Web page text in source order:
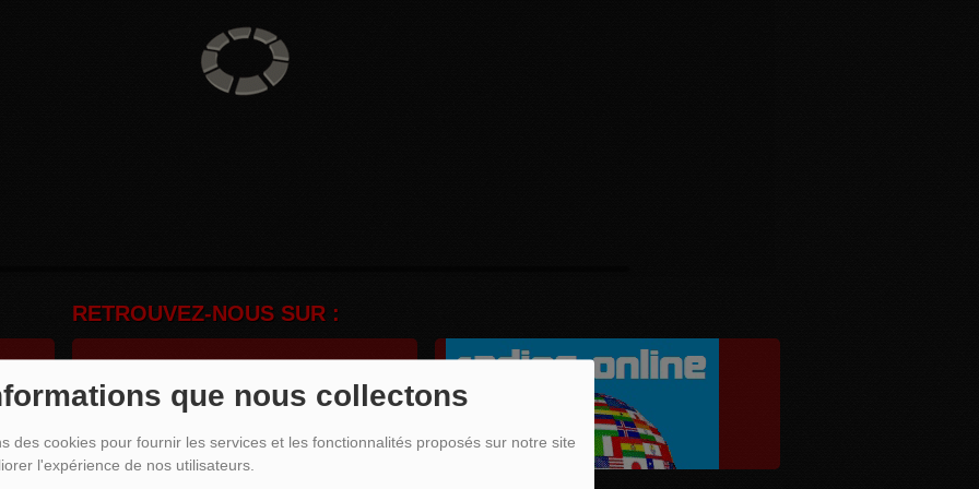
que nous collectons
des cookies pour fournir les services et les fonctionnalités proposés sur notre site
l'expérience de nos utilisateurs.
RETROUVEZ-NOUS SUR :
Se connecter Créer un compte